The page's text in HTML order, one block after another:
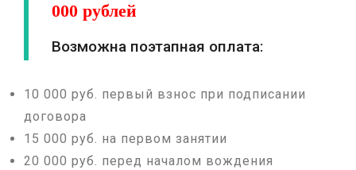
000 рублей
Возможна поэтапная оплата:
10 000 руб. первый взнос при подписании
договора
15 000 руб. на первом занятии
20 000 руб. перед началом вождения